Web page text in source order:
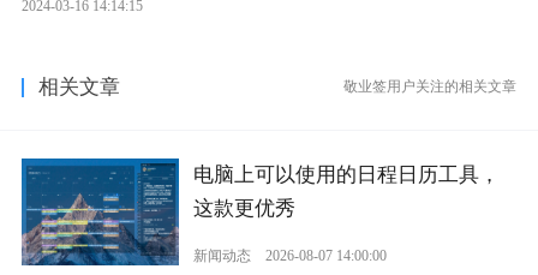
2024-03-16 14:14:15
相关文章 敬业签用户关注的相关文章
电脑上可以使用的日程日历工具，
这款更优秀
新闻动态 2026-08-07 14:00:00